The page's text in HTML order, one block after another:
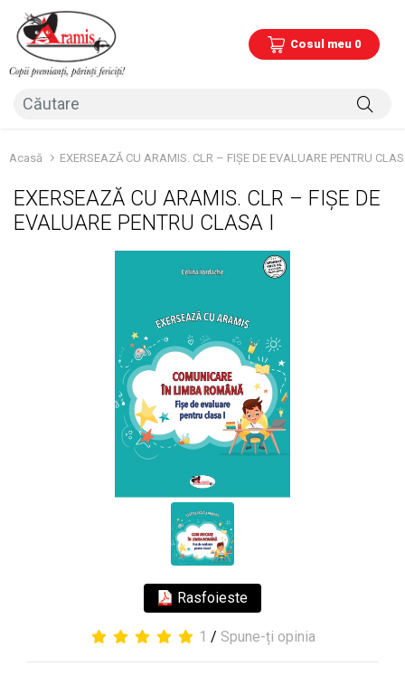
Cosul meu 0
Acasă EXERSEAZĂ CU ARAMIS. CLR – FIȘE DE EVALUARE PENTRU
EXERSEAZĂ CU ARAMIS. CLR – FIȘE DE
EVALUARE PENTRU CLASA I
Rasfoieste
1 / Spune-ți opinia